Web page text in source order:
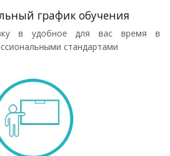
график обучения
в удобное для вас время в
стандартами